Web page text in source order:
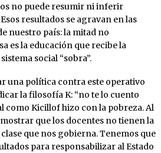
no puede resumir ni inferir
resultados se agravan en las
nuestro país: la mitad no
es la educación que recibe la
social “sobra”.
una política contra este operativo
la filosofía K: “no te lo cuento
como Kicillof hizo con la pobreza. Al
que los docentes no tienen la
que nos gobierna. Tenemos que
para responsabilizar al Estado